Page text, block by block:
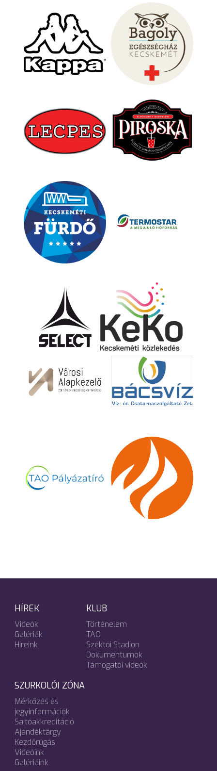
HÍREK
Videók
Galériák
Híreink
KLUB
Történelem
TAO
Széktói Stadion
Dokumentumok
Támogatói videók
SZURKOLÓI ZÓNA
Mérkőzés és
jegyinformációk
Sajtóakkreditáció
Ajándéktárgy
Kezdőrúgás
Videóink
Galériáink